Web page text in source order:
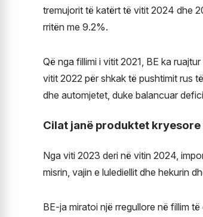
tremujorit të katërt të vitit 2024 dhe
rritën me 9.2%.
Që nga fillimi i vitit 2021, BE ka
vitit 2022 për shkak të pushtimit rus
dhe automjetet, duke balancuar
Cilat janë produktet kryesore
Nga viti 2023 deri në vitin 2024,
misrin, vajin e lulediellit dhe hekurin
BE-ja miratoi një rregullore në fillim